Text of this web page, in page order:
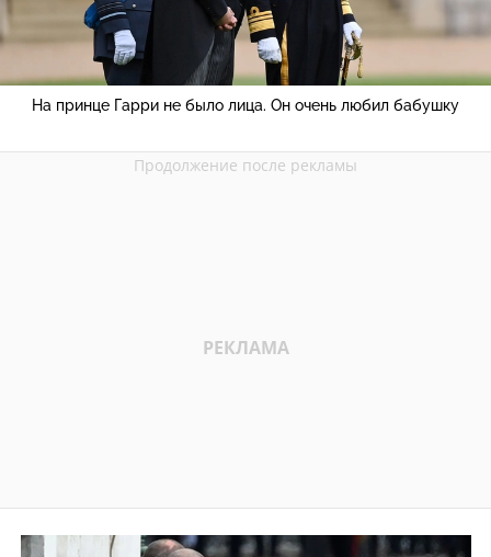
На принце Гарри не было лица. Он очень любил бабушку